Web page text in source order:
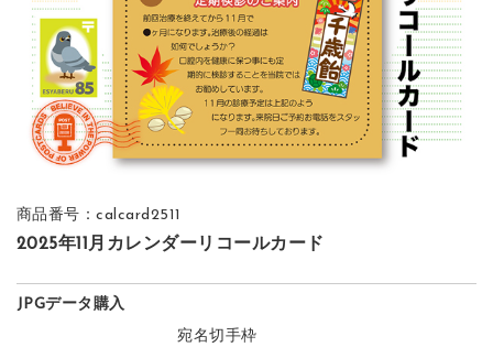
商品番号：calcard2511
2025年11月カレンダーリコールカード
JPGデータ購入
宛名切手枠